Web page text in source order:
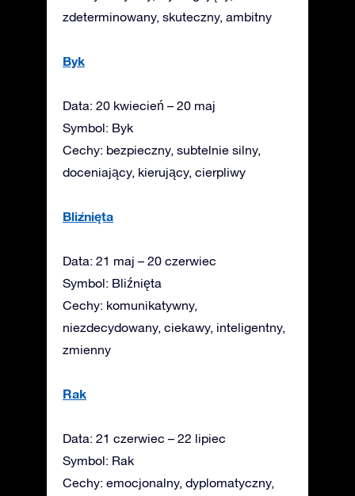
zdeterminowany, skuteczny, ambitny
Byk
Data: 20 kwiecień – 20 maj
Symbol: Byk
Cechy: bezpieczny, subtelnie silny,
doceniający, kierujący, cierpliwy
Bliźnięta
Data: 21 maj – 20 czerwiec
Symbol: Bliźnięta
Cechy: komunikatywny,
niezdecydowany, ciekawy, inteligentny,
zmienny
Rak
Data: 21 czerwiec – 22 lipiec
Symbol: Rak
Cechy: emocjonalny, dyplomatyczny,